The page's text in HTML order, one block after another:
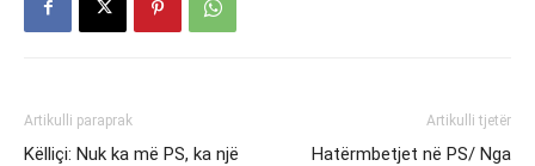
Artikulli paraprak
Këlliçi: Nuk ka më PS, ka një
Artikulli tjetër
Hatërmbetjet në PS/ Nga